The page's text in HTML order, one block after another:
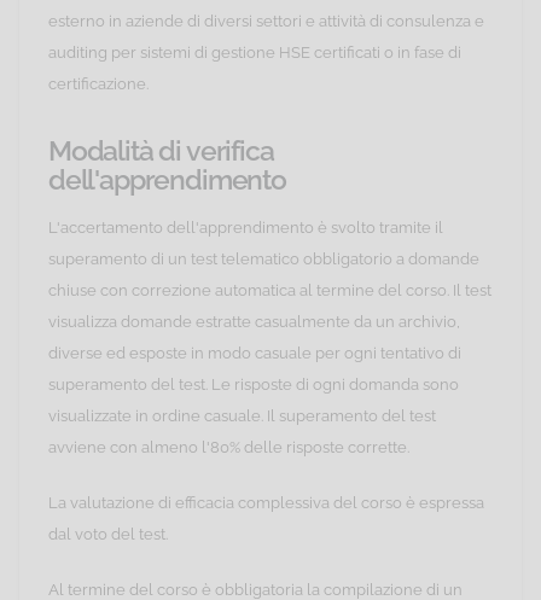
esterno in aziende di diversi settori e attività di consulenza e
auditing per sistemi di gestione HSE certificati o in fase di
certificazione.
Modalità di verifica
dell'apprendimento
L'accertamento dell'apprendimento è svolto tramite il
superamento di un test telematico obbligatorio a domande
chiuse con correzione automatica al termine del corso. Il test
visualizza domande estratte casualmente da un archivio,
diverse ed esposte in modo casuale per ogni tentativo di
superamento del test. Le risposte di ogni domanda sono
visualizzate in ordine casuale. Il superamento del test
avviene con almeno l'80% delle risposte corrette.
La valutazione di efficacia complessiva del corso è espressa
dal voto del test.
Al termine del corso è obbligatoria la compilazione di un